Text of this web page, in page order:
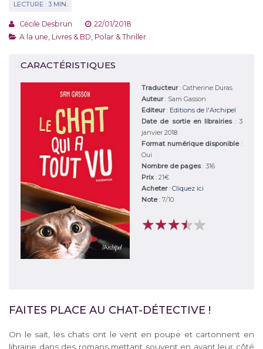
Cécile Desbrun
22/01/2018
A la une Livres & BD Polar & Thriller
CARACTÉRISTIQUES
Traducteur: Catherine Duras
Auteur: Sam Gasson
Editeur: Editions de l'Archipel
Date de sortie en librairies : 3
janvier 2018
Format numérique disponible :
Oui
Nombre de pages: 316
Prix: 21€
Acheter:Cliquez ici
Note:7/10
★★★★★
★★★★★
FAITES PLACE AU CHAT-DÉTECTIVE !
On le sait, les chats ont le vent en poupe et cartonnent en
librairie dans des romans mettant souvent en avant leur côté